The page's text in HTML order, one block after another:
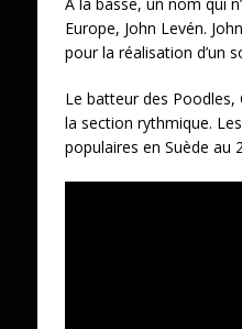
À la basse, un nom qui
Europe, John Levén.
pour la réalisation d’un
Le batteur des Poodles,
la section rythmique.
populaires en Suède au